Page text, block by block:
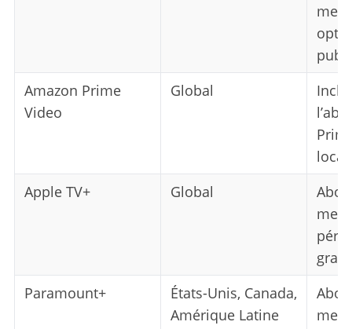
Amazon Prime
Video
Global
Apple TV+
Global
Paramount+
États-Unis, Canada,
Amérique Latine